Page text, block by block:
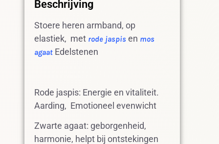
Beschrijving
Stoere heren armband, op
elastiek, met rode jaspis en mos
agaat Edelstenen
Rode jaspis: Energie en vitaliteit.
Aarding, Emotioneel evenwicht
Zwarte agaat: geborgenheid,
harmonie, helpt bij ontstekingen